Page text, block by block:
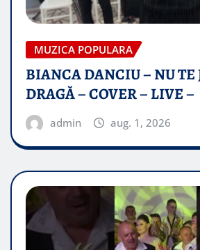
MUZICA POPULARA
BIANCA DANCIU – NU TE
DRAGĂ – COVER – LIVE –
admin aug. 1, 2026